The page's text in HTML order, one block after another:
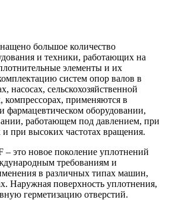
большое количество
и техники, работающих на
элементы и их
систем опор валов в
насосах, сельскохозяйственной
компрессорах, применяются в
оборудовании,
работающем под давлением, при
при высоких частотах вращения.
– это новое поколение уплотнений
требованиям и
в различных типах машин,
Наружная поверхность уплотнения,
герметизацию отверстий.